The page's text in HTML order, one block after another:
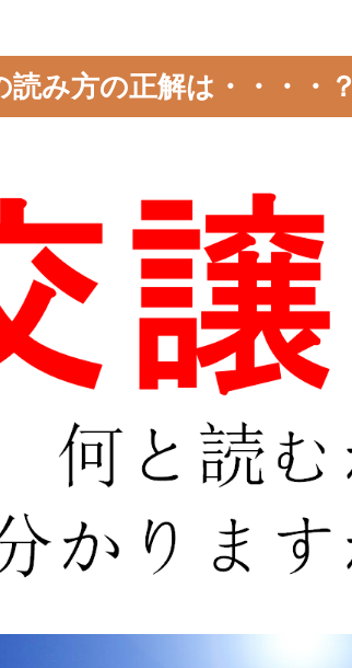
読み方の正解は・・・・？